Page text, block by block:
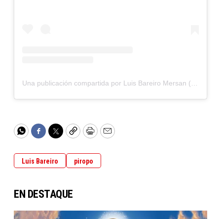
WhatsApp
Facebook
TwitterCopyPrintEmail
Luis Bareiro piropo
EN DESTAQUE